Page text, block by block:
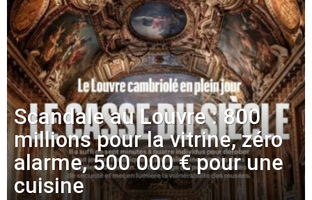
Scandale au Louvre : 800
millions pour la vitrine, zéro
alarme, 500 000 € pour une
cuisine